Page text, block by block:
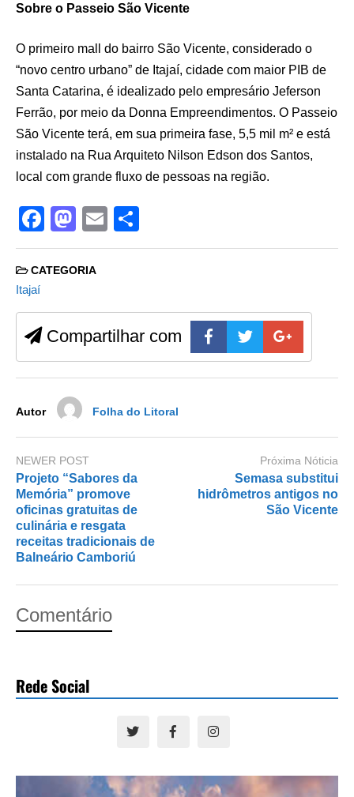
Sobre o Passeio São Vicente
O primeiro mall do bairro São Vicente, considerado o
“novo centro urbano” de Itajaí, cidade com maior PIB de
Santa Catarina, é idealizado pelo empresário Jeferson
Ferrão, por meio da Donna Empreendimentos. O Passeio
São Vicente terá, em sua primeira fase, 5,5 mil m² e está
instalado na Rua Arquiteto Nilson Edson dos Santos,
local com grande fluxo de pessoas na região.
F
a
c
b
o
o
M
a
st
d
o
n
E
m h
CATEGORIA
Itajaí
Compartilhar com
Autor Folha do Litoral
NEWER POST
Projeto “Sabores da
Memória” promove
oficinas gratuitas de
culinária e resgata
receitas tradicionais de
Balneário Camboriú
Próxima Nóticia
Semasa substitui
hidrômetros antigos no
São Vicente
Comentário
Rede Social